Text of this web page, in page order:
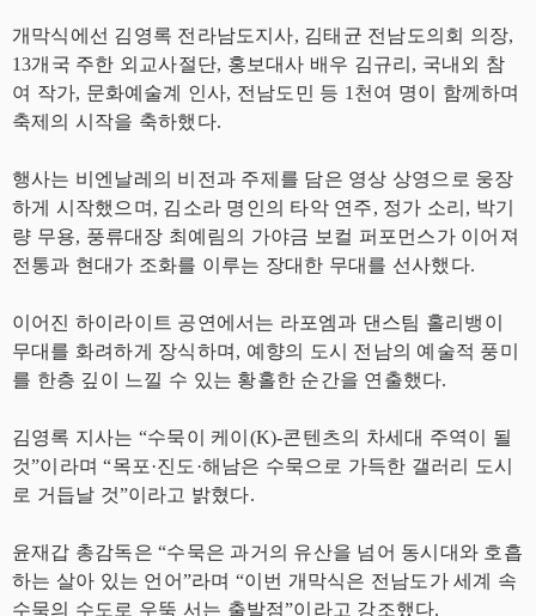
개막식에선 김영록 전라남도지사, 김태균 전남도의회 의장,
13개국 주한 외교사절단, 홍보대사 배우 김규리, 국내외 참
여 작가, 문화예술계 인사, 전남도민 등 1천여 명이 함께하며
축제의 시작을 축하했다.
행사는 비엔날레의 비전과 주제를 담은 영상 상영으로 웅장
하게 시작했으며, 김소라 명인의 타악 연주, 정가 소리, 박기
량 무용, 풍류대장 최예림의 가야금 보컬 퍼포먼스가 이어져
전통과 현대가 조화를 이루는 장대한 무대를 선사했다.
이어진 하이라이트 공연에서는 라포엠과 댄스팀 홀리뱅이
무대를 화려하게 장식하며, 예향의 도시 전남의 예술적 풍미
를 한층 깊이 느낄 수 있는 황홀한 순간을 연출했다.
김영록 지사는 “수묵이 케이(K)-콘텐츠의 차세대 주역이 될
것”이라며 “목포·진도·해남은 수묵으로 가득한 갤러리 도시
로 거듭날 것”이라고 밝혔다.
윤재갑 총감독은 “수묵은 과거의 유산을 넘어 동시대와 호흡
하는 살아 있는 언어”라며 “이번 개막식은 전남도가 세계 속
수묵의 수도로 우뚝 서는 출발점”이라고 강조했다.